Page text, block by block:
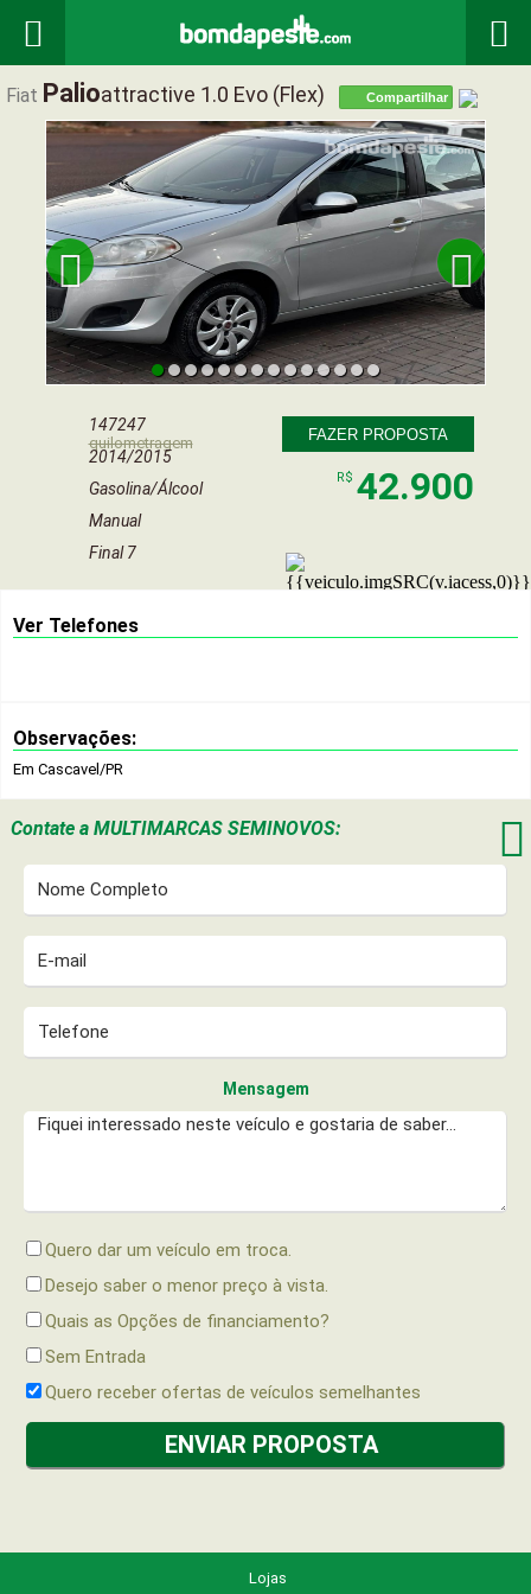
 
Fiat PalioAttractive 1.0 Evo (flex) Compartilhar
 
147247
quilometragem
2014/2015
Gasolina/Álcool
Manual
Final 7
FAZER PROPOSTA
R$ 42.900
Ver Telefones
Observações:
Em Cascavel/PR
Contate a MULTIMARCAS SEMINOVOS: 
Mensagem
Quero dar um veículo em troca.
Desejo saber o menor preço à vista.
Quais as Opções de financiamento?
Sem Entrada
Quero receber ofertas de veículos semelhantes
Lojas